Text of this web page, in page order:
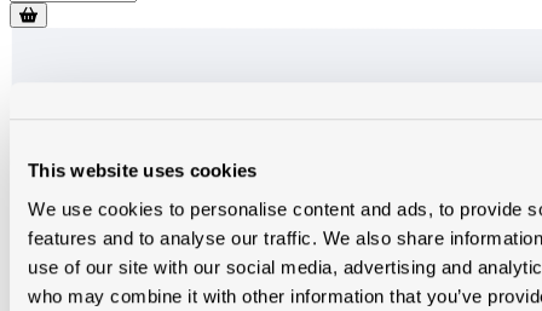
This website uses cookies
We use cookies to personalise content and ads, to provide
features and to analyse our traffic. We also share
use of our site with our social media, advertising and
who may combine it with other information that you’ve